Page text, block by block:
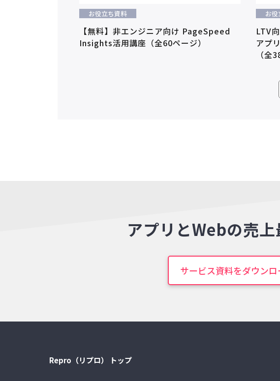
お役立ち資料
【無料】非エンジニア向け PageSpeed
Insights活用講座（全60ページ）
お
LTV
アプ
（全
アプリとWebの売
サービス資料をダウンロ
Repro（リプロ） トップ